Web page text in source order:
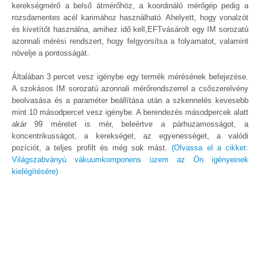
kerekségmérő a belső átmérőhöz, a koordináló mérőgép pedig a
rozsdamentes acél karimához használható. Ahelyett, hogy vonalzót
és kivetítőt használna, amihez idő kell,EFTvásárolt egy IM sorozatú
azonnali mérési rendszert, hogy felgyorsítsa a folyamatot, valamint
növelje a pontosságát.
Általában 3 percet vesz igénybe egy termék mérésének befejezése.
A szokásos IM sorozatú azonnali mérőrendszerrel a csőszerelvény
beolvasása és a paraméter beállítása után a szkennelés kevesebb
mint 10 másodpercet vesz igénybe. A berendezés másodpercek alatt
akár 99 méretet is mér, beleértve a párhuzamosságot, a
koncentrikusságot, a kerekséget, az egyenességet, a valódi
pozíciót, a teljes profilt és még sok mást.(Olvassa el a cikket:
Világszabványú vákuumkomponens üzem az Ön igényeinek
kielégítésére)